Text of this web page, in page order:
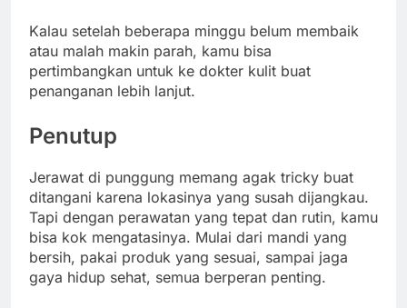
Kalau setelah beberapa minggu belum membaik
atau malah makin parah, kamu bisa
pertimbangkan untuk ke dokter kulit buat
penanganan lebih lanjut.
Penutup
Jerawat di punggung memang agak tricky buat
ditangani karena lokasinya yang susah dijangkau.
Tapi dengan perawatan yang tepat dan rutin, kamu
bisa kok mengatasinya. Mulai dari mandi yang
bersih, pakai produk yang sesuai, sampai jaga
gaya hidup sehat, semua berperan penting.